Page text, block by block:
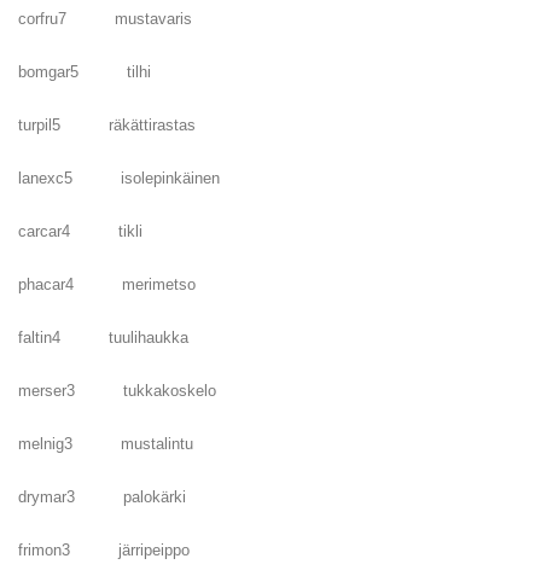
corfru7 mustavaris
bomgar5 tilhi
turpil5 räkättirastas
lanexc5 isolepinkäinen
carcar4 tikli
phacar4 merimetso
faltin4 tuulihaukka
merser3 tukkakoskelo
melnig3 mustalintu
drymar3 palokärki
frimon3 järripeippo